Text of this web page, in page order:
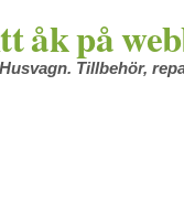
åk på
Tillbehör,